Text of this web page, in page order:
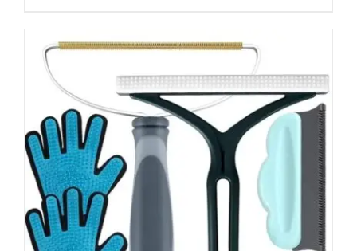
AÑADIR AL CARRITO / DETALLES